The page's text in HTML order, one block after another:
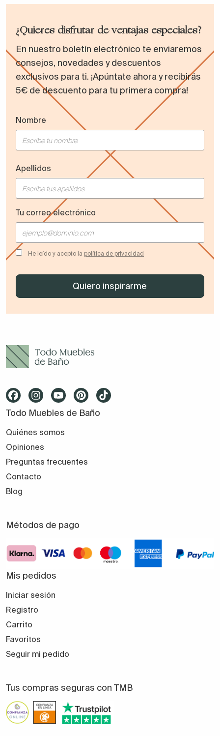
¿Quieres disfrutar de ventajas especiales?
En nuestro boletín electrónico te enviaremos
consejos, novedades y descuentos
exclusivos para ti. ¡Apúntate ahora y recibirás
5€ de descuento para tu primera compra!
Nombre
Apellidos
Tu correo electrónico
He leído y acepto la política de privacidad
Todo Muebles de Baño
Quiénes somos
Opiniones
Preguntas frecuentes
Contacto
Blog
Métodos de pago
Mis pedidos
Iniciar sesión
Registro
Carrito
Favoritos
Seguir mi pedido
Tus compras seguras con TMB